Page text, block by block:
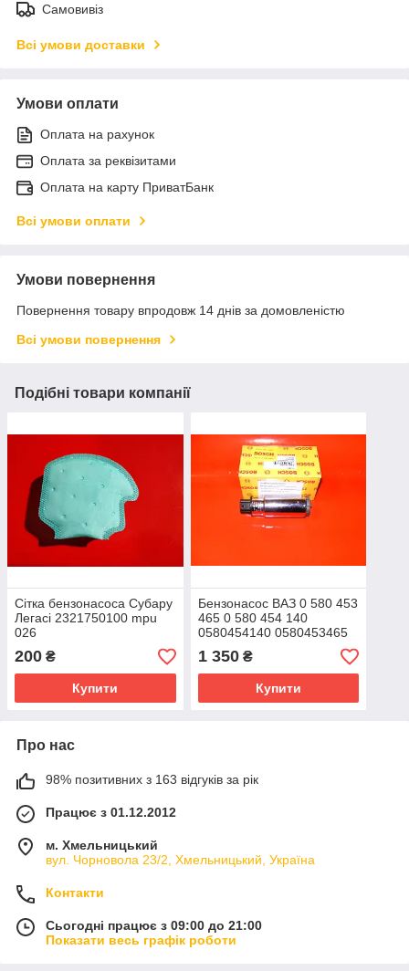
Самовивіз
Всі умови доставки
Умови оплати
Оплата на рахунок
Оплата за реквізитами
Оплата на карту ПриватБанк
Всі умови оплати
Умови повернення
Повернення товару впродовж 14 днів за домовленістю
Всі умови повернення
Подібні товари компанії
Сітка бензонасоса Субару
Легасі 2321750100 mpu
026
200 ₴
Купити
Бензонасос ВАЗ 0 580 453
465 0 580 454 140
0580454140 0580453465
1 350₴
Купити
Про нас
98% позитивних з 163 відгуків за рік
Працює з 01.12.2012
м. Хмельницький
вул. Чорновола 23/2, Хмельницький, Україна
Контакти
Сьогодні працює з 09:00 до 21:00
Показати весь графік роботи